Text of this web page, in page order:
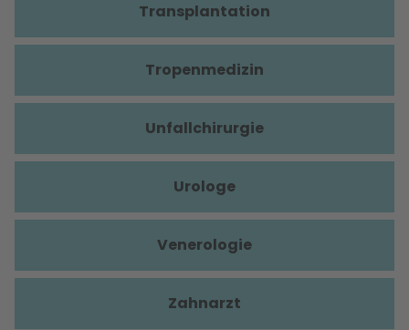
Transplantation
Tropenmedizin
Unfallchirurgie
Urologe
Venerologie
Zahnarzt